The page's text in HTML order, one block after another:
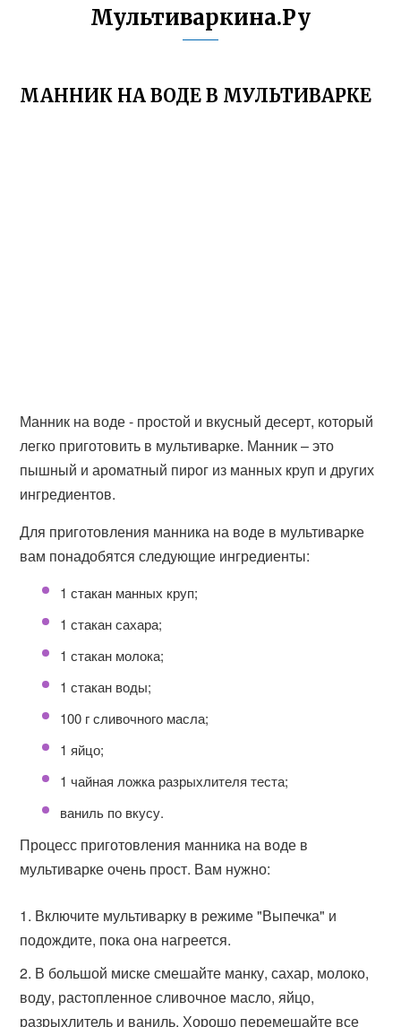
Мультиваркина.Ру
МАННИК НА ВОДЕ В МУЛЬТИВАРКЕ
Манник на воде - простой и вкусный десерт, который
легко приготовить в мультиварке. Манник – это
пышный и ароматный пирог из манных круп и других
ингредиентов.
Для приготовления манника на воде в мультиварке
вам понадобятся следующие ингредиенты:
1 стакан манных круп;
1 стакан сахара;
1 стакан молока;
1 стакан воды;
100 г сливочного масла;
1 яйцо;
1 чайная ложка разрыхлителя теста;
ваниль по вкусу.
Процесс приготовления манника на воде в
мультиварке очень прост. Вам нужно:
Включите мультиварку в режиме "Выпечка" и
подождите, пока она нагреется.
В большой миске смешайте манку, сахар, молоко,
воду, растопленное сливочное масло, яйцо,
разрыхлитель и ваниль. Хорошо перемешайте все